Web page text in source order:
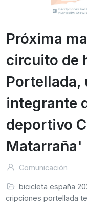
Próxima
circuito de
Portellada,
integrante
deportivo
Matarraña'
Comunicación
bicicleta españa
portellada